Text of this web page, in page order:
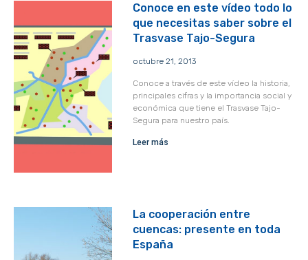
Conoce en este vídeo todo lo
que necesitas saber sobre el
Trasvase Tajo-Segura
octubre 21, 2013
Conoce a través de este vídeo la historia,
principales cifras y la importancia social y
económica que tiene el Trasvase Tajo-
Segura para nuestro país.
Leer más
La cooperación entre
cuencas: presente en toda
España